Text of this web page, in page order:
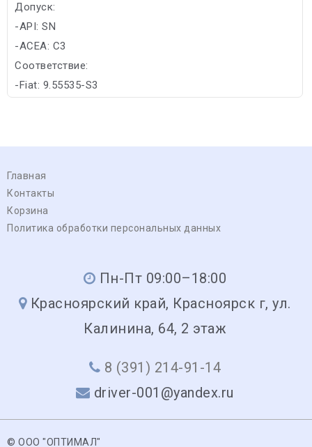
Допуск:
-API: SN
-ACEA: C3
Соответствие:
-Fiat: 9.55535-S3
Главная
Контакты
Корзина
Политика обработки персональных данных
Пн-Пт 09:00–18:00
Красноярский край, Красноярск г, ул.
Калинина, 64, 2 этаж
8 (391) 214-91-14
driver-001@yandex.ru
© ООО "ОПТИМАЛ"